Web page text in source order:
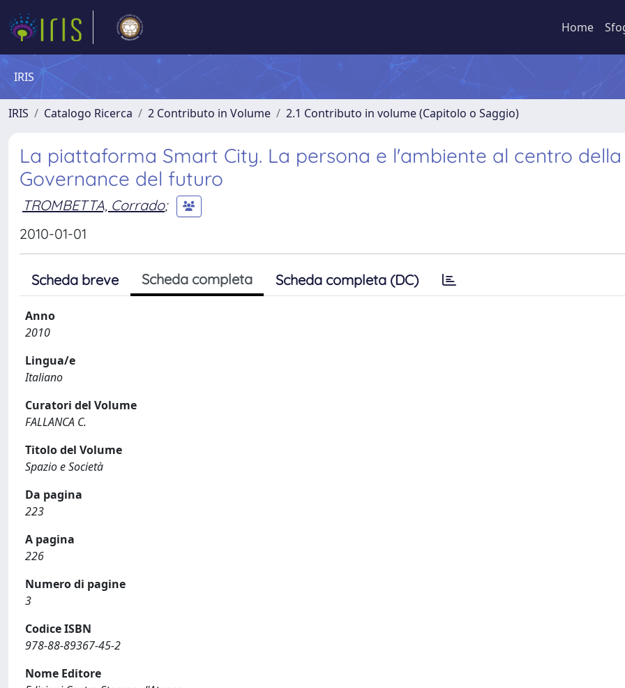
Home
IRIS
IRIS Catalogo Ricerca 2 Contributo in Volume 2.1 Contributo in volume (Capitolo o Saggio)
La piattaforma Smart City. La persona e l'ambiente al centro della
Governance del futuro
TROMBETTA, Corrado;
2010-01-01
Scheda breve Scheda completa Scheda completa (DC)
Anno
2010
Lingua/e
Italiano
Curatori del Volume
FALLANCA C.
Titolo del Volume
Spazio e Società
Da pagina
223
A pagina
226
Numero di pagine
3
Codice ISBN
978-88-89367-45-2
Nome Editore